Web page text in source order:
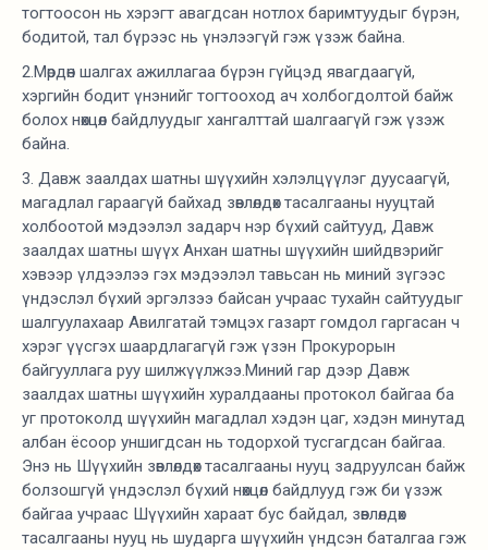
тогтоосон нь хэрэгт авагдсан нотлох баримтуудыг бүрэн,
бодитой, тал бүрээс нь үнэлээгүй гэж үзэж байна.
2.Мөрдөн шалгах ажиллагаа бүрэн гүйцэд явагдаагүй,
хэргийн бодит үнэнийг тогтооход ач холбогдолтой байж
болох нөхцөл байдлуудыг хангалттай шалгаагүй гэж үзэж
байна.
3. Давж заалдах шатны шүүхийн хэлэлцүүлэг дуусаагүй,
магадлал гараагүй байхад зөвлөлдөх тасалгааны нууцтай
холбоотой мэдээлэл задарч нэр бүхий сайтууд, Давж
заалдах шатны шүүх Анхан шатны шүүхийн шийдвэрийг
хэвээр үлдээлээ гэх мэдээлэл тавьсан нь миний зүгээс
үндэслэл бүхий эргэлзээ байсан учраас тухайн сайтуудыг
шалгуулахаар Авилгатай тэмцэх газарт гомдол гаргасан ч
хэрэг үүсгэх шаардлагагүй гэж үзэн Прокурорын
байгууллага руу шилжүүлжээ.Миний гар дээр Давж
заалдах шатны шүүхийн хуралдааны протокол байгаа ба
уг протоколд шүүхийн магадлал хэдэн цаг, хэдэн минутад
албан ёсоор уншигдсан нь тодорхой тусгагдсан байгаа.
Энэ нь Шүүхийн зөвлөлдөх тасалгааны нууц задруулсан байж
болзошгүй үндэслэл бүхий нөхцөл байдлууд гэж би үзэж
байгаа учраас Шүүхийн хараат бус байдал, зөвлөлдөх
тасалгааны нууц нь шударга шүүхийн үндсэн баталгаа гэж